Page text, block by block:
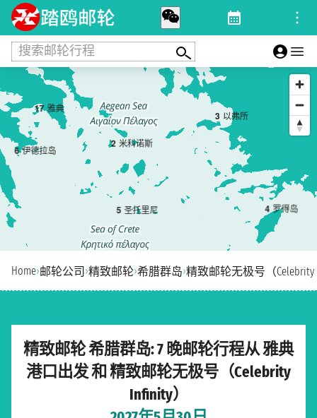
搜索邮轮行程
17 雅典
2 米科诺斯
3 以弗所
4 罗得岛
5 圣托里尼
6 伊德拉岛
Home›邮轮公司 ›精致邮轮›希腊群岛›精致邮轮无极号（Celebrity
精致邮轮 希腊群岛: 7 晚邮轮行程从 雅典
港口出发 和 精致邮轮无极号（Celebrity
Infinity）